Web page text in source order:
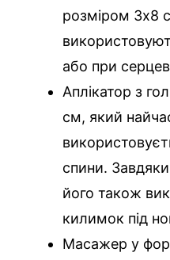
розміром 3х8
або при
Аплікатор з
см, який
спини.
його також
килимок під
Масажер у